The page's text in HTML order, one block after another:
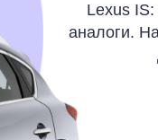
Lexus
аналоги.